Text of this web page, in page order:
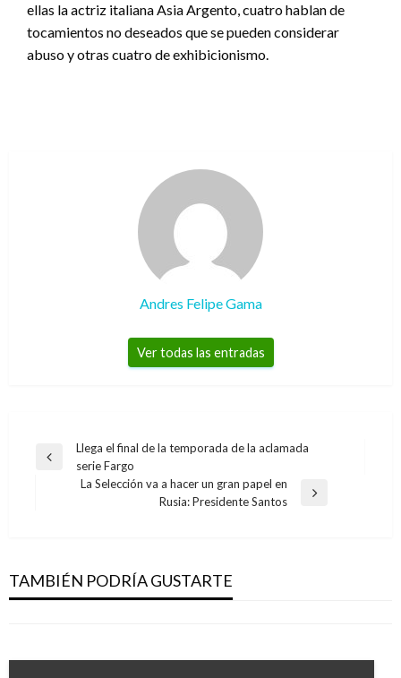
ellas la actriz italiana Asia Argento, cuatro hablan de
tocamientos no deseados que se pueden considerar
abuso y otras cuatro de exhibicionismo.
Andres Felipe Gama
Ver todas las entradas
Navegación
Entrada
Llega el final de la temporada de la aclamada
serie Fargo
La Selección va a hacer un gran papel en
Rusia: Presidente Santos
TAMBIÉN PODRÍA GUSTARTE
2016
Ariel Cabrera lunes septiembre 19, 2016
venezolano Paul Gillman expulsado de Rock al
Parque